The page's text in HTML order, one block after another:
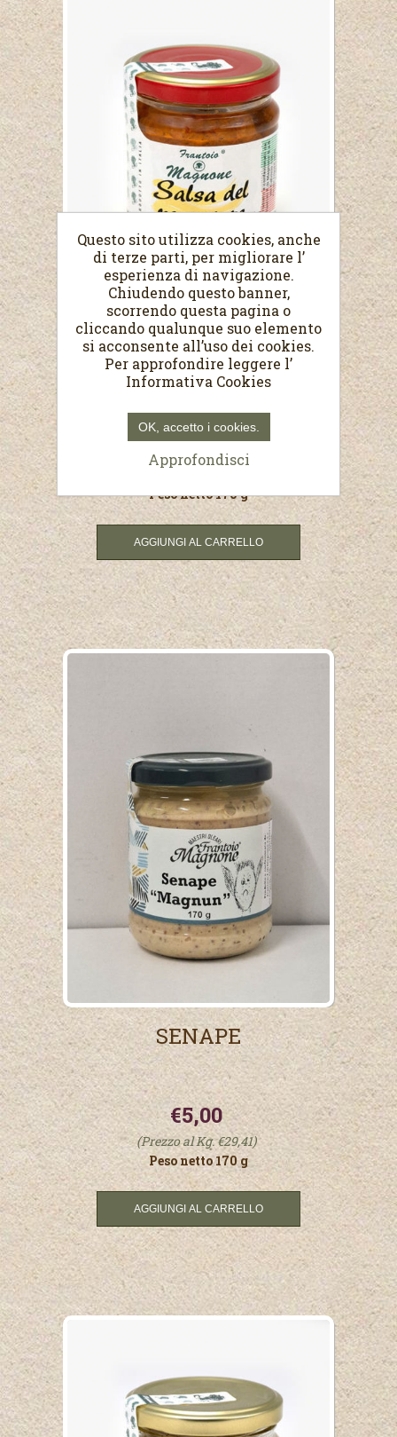
SALSA DEL PESCATORE
€5,20
Peso netto 170 g
SENAPE
€5,00
(Prezzo al Kg. €29,41)
Peso netto 170 g
Questo sito utilizza cookies, anche
di terze parti, per migliorare l’
esperienza di navigazione.
Chiudendo questo banner,
scorrendo questa pagina o
cliccando qualunque suo elemento
si acconsente all’uso dei cookies.
Per approfondire leggere l’
Informativa Cookies
OK, accetto i cookies.
Approfondisci